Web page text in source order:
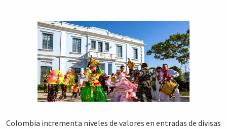
Colombia incrementa niveles de valores en entradas de divisas